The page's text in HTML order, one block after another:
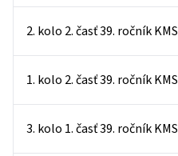
2. kolo 2. časť 39. ročník KMS
1. kolo 2. časť 39. ročník KMS
3. kolo 1. časť 39. ročník KMS